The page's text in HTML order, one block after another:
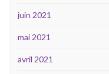
juin 2021
mai 2021
avril 2021